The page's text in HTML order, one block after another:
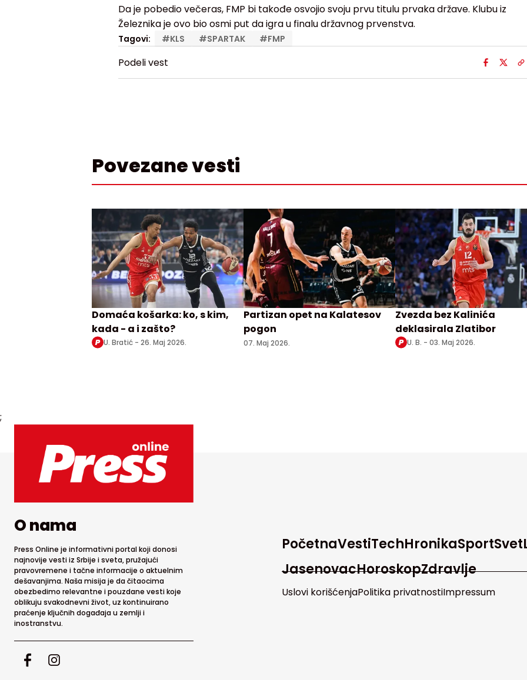
Da je pobedio večeras, FMP bi takođe osvojio svoju prvu titulu prvaka države. Klubu iz
Železnika je ovo bio osmi put da igra u finalu državnog prvenstva.
Tagovi: #KLS #SPARTAK #FMP
Podeli vest
Povezane vesti
Domaća košarka: ko, s kim,
kada - a i zašto?
U. Bratić - 26. Maj 2026.
Partizan opet na Kalatesov
pogon
07. Maj 2026.
Zvezda bez Kalinića
deklasirala Zlatibor
U. B. - 03. Maj 2026.
;
O nama
Press Online je informativni portal koji donosi
najnovije vesti iz Srbije i sveta, pružajući
pravovremene i tačne informacije o aktuelnim
dešavanjima. Naša misija je da čitaocima
obezbedimo relevantne i pouzdane vesti koje
oblikuju svakodnevni život, uz kontinuirano
praćenje ključnih događaja u zemlji i
inostranstvu.
PočetnaVestiTechHronikaSportSvet
JasenovacHoroskopZdravlje
Uslovi korišćenjaPolitika privatnostiImpressum